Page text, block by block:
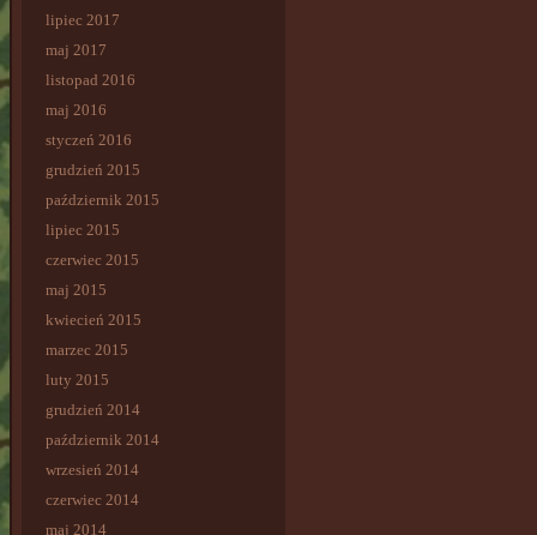
lipiec 2017
maj 2017
listopad 2016
maj 2016
styczeń 2016
grudzień 2015
październik 2015
lipiec 2015
czerwiec 2015
maj 2015
kwiecień 2015
marzec 2015
luty 2015
grudzień 2014
październik 2014
wrzesień 2014
czerwiec 2014
maj 2014